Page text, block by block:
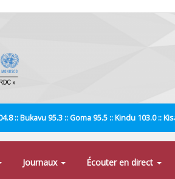
:: Bukavu 95.3 :: Goma 95.5 :: Kindu 103.0 ::
Journaux Écouter en direct